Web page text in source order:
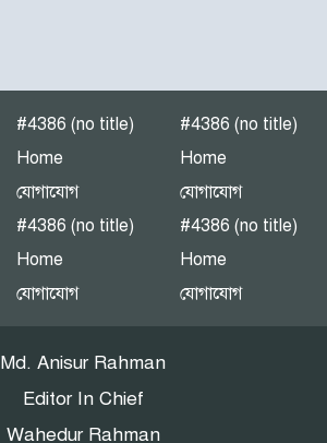
পটুয়াখালীতে গণঅধিকার
পরিষদের জনসভা
এনইআইআর বাস্তবায়নে নয়া
বিতর্ক: সুরক্ষার নীতি, নাকি
#4386 (no title)
Home
যোগাযোগ
#4386 (no title)
Home
যোগাযোগ
#4386 (no title)
Home
যোগাযোগ
#4386 (no title)
Home
যোগাযোগ
Md. Anisur Rahman
Editor In Chief
Wahedur Rahman